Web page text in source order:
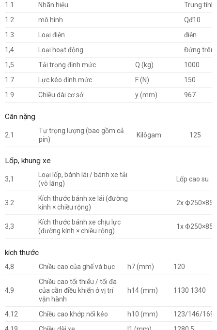
1.1 Nhãn hiệu
Trung tính
1.2
mô hình
Qđ10
1.3
Loại điện
điện
1,4
Loại hoạt động
Đứng trên
1,5
Tải trọng định mức Q (kg)
1000
1.7
Lực kéo định mức F (N)
150
1.9
Chiều dài cơ sở y (mm) 967
Cân nặng
2.1
Tự trọng lượng (bao gồm cả
pin)
Kilôgam 125
Lốp, khung xe
3,1
Loại lốp, bánh lái / bánh xe tải
(vô lăng)
Lốp cao su
3.2
Kích thước bánh xe lái (đường
kính × chiều rộng)
2x Ф250×85
3,3
Kích thước bánh xe chịu lực
(đường kính × chiều rộng)
1x Ф250×85
kích thước
4,8 Chiều cao của ghế và bục h7 (mm) 120
4,9
Chiều cao tối thiểu / tối đa
của cần điều khiển ở vị trí
vận hành
h14 (mm) 1130 1340
4.12 Chiều cao khớp nối kéo h10 (mm)
123/146/169